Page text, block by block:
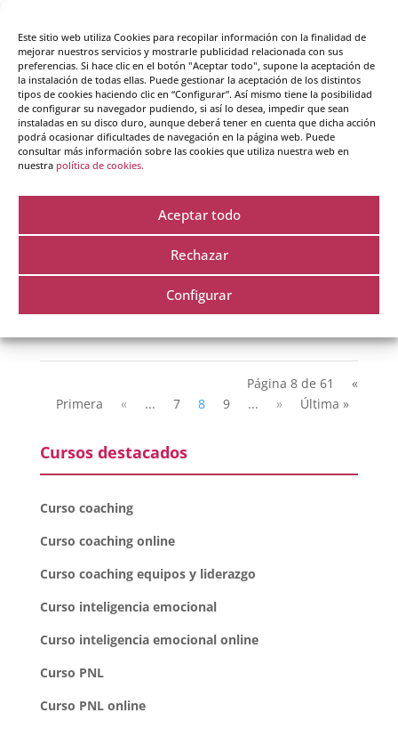
Este sitio web utiliza Cookies para recopilar información con la finalidad de
mejorar nuestros servicios y mostrarle publicidad relacionada con sus
preferencias. Si hace clic en el botón "Aceptar todo", supone la aceptación de
la instalación de todas ellas. Puede gestionar la aceptación de los distintos
tipos de cookies haciendo clic en “Configurar”. Así mismo tiene la posibilidad
de configurar su navegador pudiendo, si así lo desea, impedir que sean
instaladas en su disco duro, aunque deberá tener en cuenta que dicha acción
podrá ocasionar dificultades de navegación en la página web. Puede
consultar más información sobre las cookies que utiliza nuestra web en
nuestra política de cookies.
Aceptar todo
Rechazar
Configurar
Diálogo interno: cómo
hablarte mejor a ti
mismo
porMaite Nicuesa
Actualmente, muchos profesionales se forman en el
ámbito de la oratoria para ganar seguridad en el
arte de hablar en público. Del mismo modo, muchos
de los aprendizajes adquiridos en cursos sobre
inteligencia emocional ponen el foco de atención en
el encuentro con el...
Página 8 de 61
«
Primera
« ... 7 8 9 ... » Última »
Cursos destacados
Curso coaching
Curso coaching online
Curso coaching equipos y liderazgo
Curso inteligencia emocional
Curso inteligencia emocional online
Curso PNL
Curso PNL online